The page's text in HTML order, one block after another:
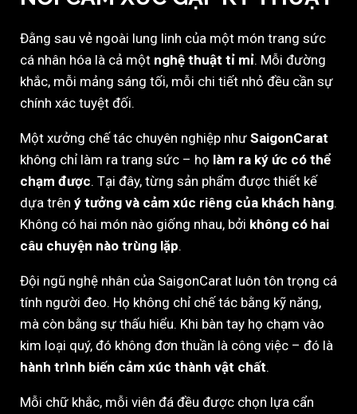
Đằng sau vẻ ngoài lung linh của một món trang sức
cá nhân hóa là cả một nghệ thuật tỉ mỉ. Mỗi đường
khắc, mỗi mảng sáng tối, mỗi chi tiết nhỏ đều cần sự
chính xác tuyệt đối.
Một xưởng chế tác chuyên nghiệp như SaigonCarat
không chỉ làm ra trang sức – họ làm ra ký ức có thể
chạm được. Tại đây, từng sản phẩm được thiết kế
dựa trên ý tưởng và cảm xúc riêng của khách hàng.
Không có hai món nào giống nhau, bởi không có hai
câu chuyện nào trùng lặp.
Đội ngũ nghệ nhân của SaigonCarat luôn tôn trọng cá
tính người đeo. Họ không chỉ chế tác bằng kỹ năng,
mà còn bằng sự thấu hiểu. Khi bàn tay họ chạm vào
kim loại quý, đó không đơn thuần là công việc – đó là
hành trình biến cảm xúc thành vật chất.
Mỗi chữ khắc, mỗi viên đá đều được chọn lựa cẩn